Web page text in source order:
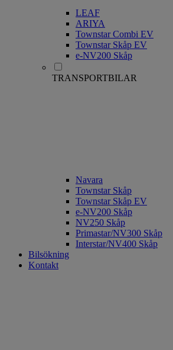
LEAF
ARIYA
Townstar Combi EV
Townstar Skåp EV
e-NV200 Skåp
TRANSPORTBILAR
Navara
Townstar Skåp
Townstar Skåp EV
e-NV200 Skåp
NV250 Skåp
Primastar/NV300 Skåp
Interstar/NV400 Skåp
Bilsökning
Kontakt